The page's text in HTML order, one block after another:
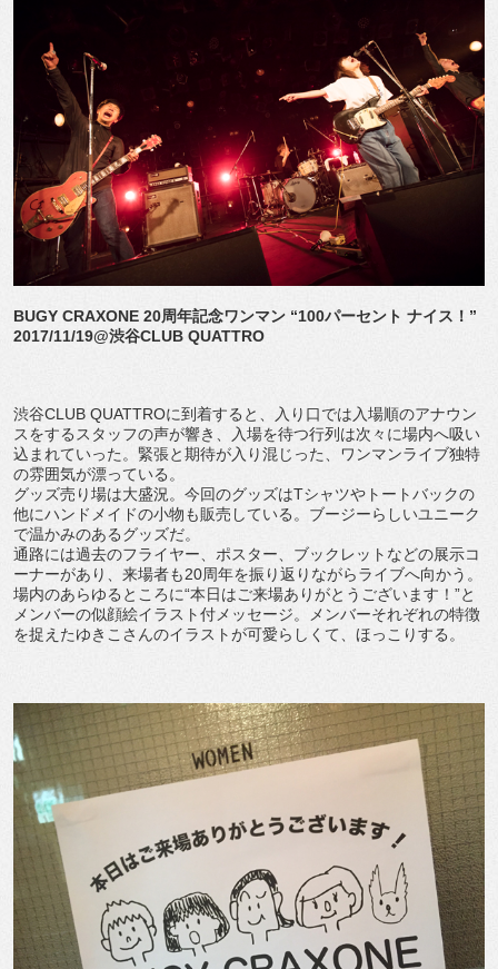
BUGY CRAXONE 20周年記念ワンマン “100パーセント ナイス！”
2017/11/19@渋谷CLUB QUATTRO
渋谷CLUB QUATTROに到着すると、入り口では入場順のアナウン
スをするスタッフの声が響き、入場を待つ行列は次々に場内へ吸い
込まれていった。緊張と期待が入り混じった、ワンマンライブ独特
の雰囲気が漂っている。
グッズ売り場は大盛況。今回のグッズはTシャツやトートバックの
他にハンドメイドの小物も販売している。ブージーらしいユニーク
で温かみのあるグッズだ。
通路には過去のフライヤー、ポスター、ブックレットなどの展示コ
ーナーがあり、来場者も20周年を振り返りながらライブへ向かう。
場内のあらゆるところに“本日はご来場ありがとうございます！”と
メンバーの似顔絵イラスト付メッセージ。メンバーそれぞれの特徴
を捉えたゆきこさんのイラストが可愛らしくて、ほっこりする。